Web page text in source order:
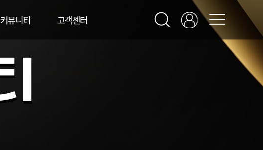
커뮤니티 고객센터